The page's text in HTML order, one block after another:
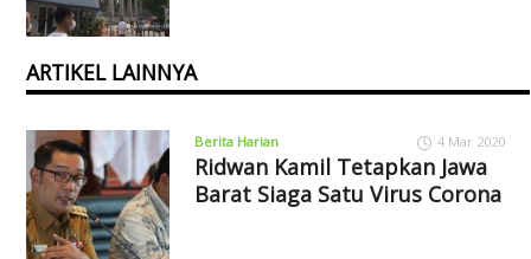
ARTIKEL LAINNYA
Berita Harian 4 Mar 2020
Ridwan Kamil Tetapkan Jawa
Barat Siaga Satu Virus Corona